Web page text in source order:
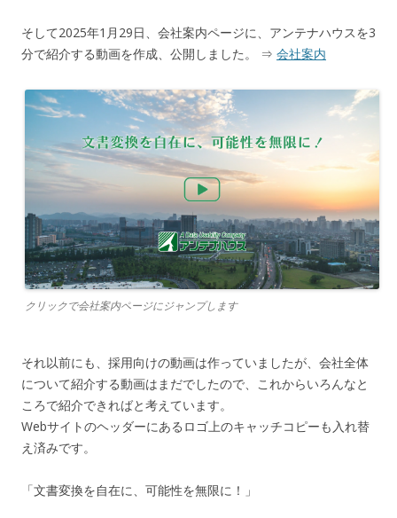
そして2025年1月29日、会社案内ページに、アンテナハウスを3
分で紹介する動画を作成、公開しました。 ⇒ 会社案内
クリックで会社案内ページにジャンプします
それ以前にも、採用向けの動画は作っていましたが、会社全体
について紹介する動画はまだでしたので、これからいろんなと
ころで紹介できればと考えています。
Webサイトのヘッダーにあるロゴ上のキャッチコピーも入れ替
え済みです。
「文書変換を自在に、可能性を無限に！」